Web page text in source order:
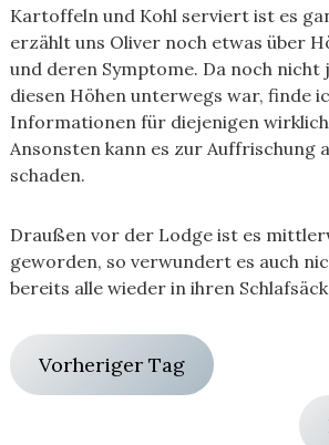
Kartoffeln und Kohl serviert ist es
erzählt uns Oliver noch etwas über
und deren Symptome. Da noch nicht
diesen Höhen unterwegs war, finde
Informationen für diejenigen
Ansonsten kann es zur Auffrischung
schaden.
Draußen vor der Lodge ist es
geworden, so verwundert es auch
bereits alle wieder in ihren
Vorheriger Tag